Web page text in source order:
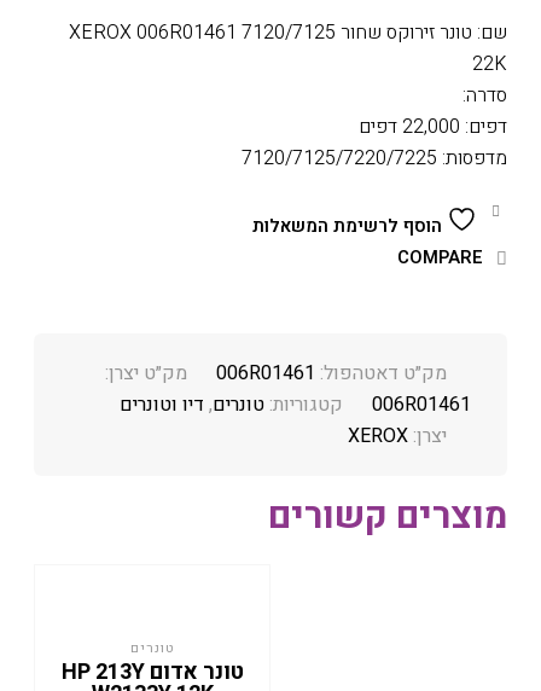
שם: טונר זירוקס שחור 7120/7125 XEROX 006R01461
22K
סדרה:
דפים: 22,000 דפים
מדפסות: 7120/7125/7220/7225
הוסף לרשימת המשאלות
COMPARE
מק״ט דאטהפול: 006R01461
מק״ט יצרן:
006R01461
קטגוריות:טונרים, דיו וטונרים
יצרן:XEROX
מוצרים קשורים
טונרים
טונר אדום HP 213Y